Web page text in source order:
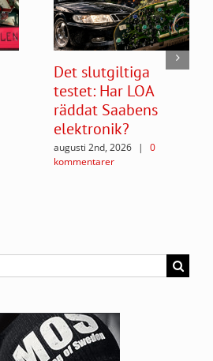
Det slutgiltiga
testet: Har LOA
räddat Saabens
elektronik?
augusti 2nd, 2026 |
0
kommentarer